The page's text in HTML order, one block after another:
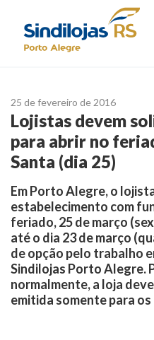
25 de fevereiro de 2016
Lojistas devem
para abrir no
Santa (dia 25)
Em Porto Alegre, o
estabelecimento com
feriado, 25 de março
até o dia 23 de março
de opção pelo trabalho
Sindilojas Porto Alegre.
normalmente, a loja
emitida somente para